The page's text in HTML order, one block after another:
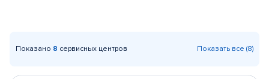
Показано 8 сервисных центров Показать все (8)